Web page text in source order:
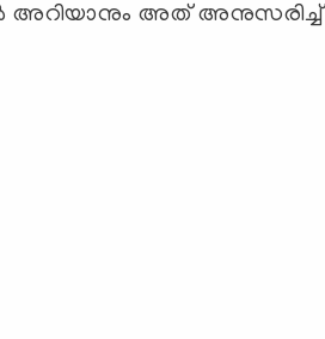
അറിയാനും അത് അനുസരിച്ച്